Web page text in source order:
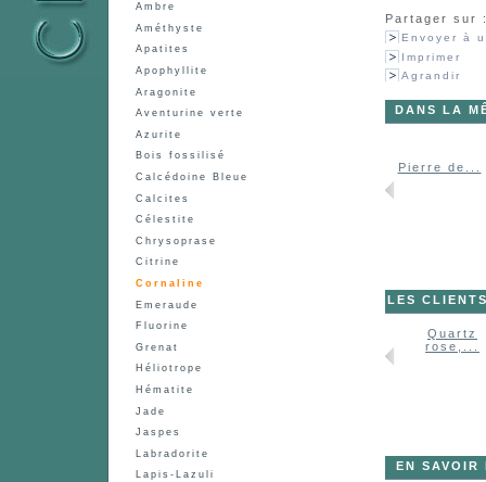
Ambre
Améthyste
Apatites
Apophyllite
Aragonite
Aventurine verte
Azurite
Bois fossilisé
Calcédoine Bleue
Calcites
Célestite
Chrysoprase
Citrine
Cornaline
Emeraude
Fluorine
Grenat
Héliotrope
Hématite
Jade
Jaspes
Labradorite
Lapis-Lazuli
Partager sur
Envoyer à
Imprimer
Agrandir
DANS LA
Pierre de...
LES
Quartz
rose,...
EN SAVOIR